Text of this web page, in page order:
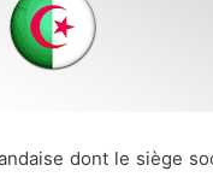
dont le siège